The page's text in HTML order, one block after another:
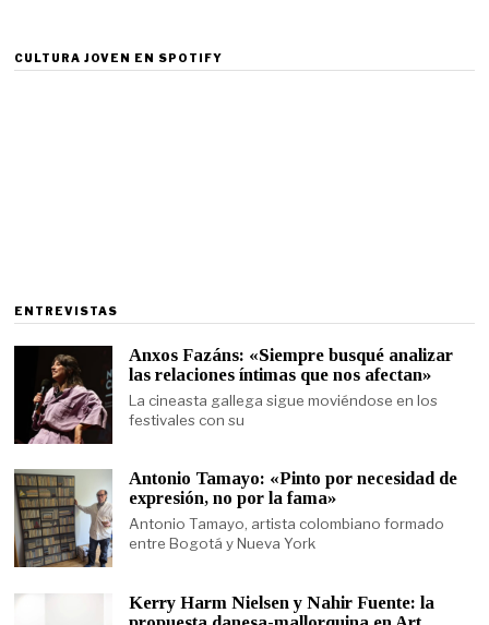
CULTURA JOVEN EN SPOTIFY
ENTREVISTAS
Anxos Fazáns: «Siempre busqué analizar
las relaciones íntimas que nos afectan»
La cineasta gallega sigue moviéndose en los
festivales con su
Antonio Tamayo: «Pinto por necesidad de
expresión, no por la fama»
Antonio Tamayo, artista colombiano formado
entre Bogotá y Nueva York
Kerry Harm Nielsen y Nahir Fuente: la